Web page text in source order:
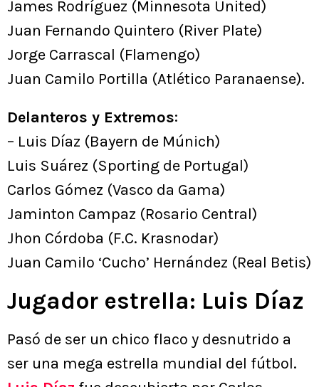
James Rodríguez (Minnesota United)
Juan Fernando Quintero (River Plate)
Jorge Carrascal (Flamengo)
Juan Camilo Portilla (Atlético Paranaense).
Delanteros y Extremos:
– Luis Díaz (Bayern de Múnich)
Luis Suárez (Sporting de Portugal)
Carlos Gómez (Vasco da Gama)
Jaminton Campaz (Rosario Central)
Jhon Córdoba (F.C. Krasnodar)
Juan Camilo ‘Cucho’ Hernández (Real Betis)
Jugador estrella: Luis Díaz
Pasó de ser un chico flaco y desnutrido a
ser una mega estrella mundial del fútbol.